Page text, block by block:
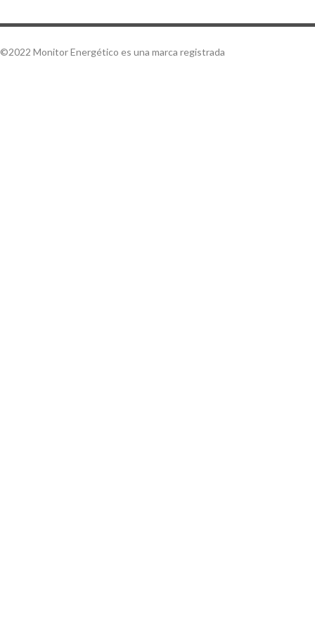
©2022 Monitor Energético es una marca registrada